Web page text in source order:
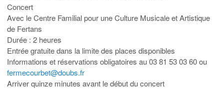
Concert
Avec le Centre Familial pour une Culture Musicale et Artistique
de Fertans
Durée : 2 heures
Entrée gratuite dans la limite des places disponibles
Informations et réservations obligatoires au 03 81 53 03 60 ou
fermecourbet@doubs.fr
Arriver quinze minutes avant le début du concert